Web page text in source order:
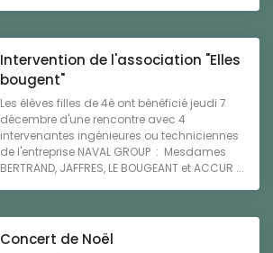
Intervention de l'association "Elles
bougent"
Les élèves filles de 4è ont bénéficié jeudi 7
décembre d'une rencontre avec 4
intervenantes ingénieures ou techniciennes
de l'entreprise NAVAL GROUP : Mesdames
BERTRAND, JAFFRES, LE BOUGEANT et ACCUR ...
Concert de Noël